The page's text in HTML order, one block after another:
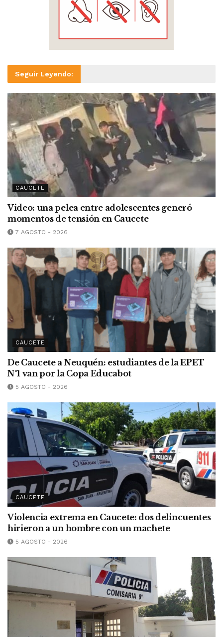
Seguir Leyendo:
CAUCETE
Video: una pelea entre adolescentes generó
momentos de tensión en Caucete
7 AGOSTO - 2026
CAUCETE
De Caucete a Neuquén: estudiantes de la EPET
N°1 van por la Copa Educabot
5 AGOSTO - 2026
CAUCETE
Violencia extrema en Caucete: dos delincuentes
hirieron a un hombre con un machete
5 AGOSTO - 2026